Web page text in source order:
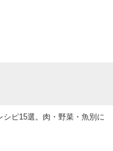
ピ15選。肉・野菜・魚別に